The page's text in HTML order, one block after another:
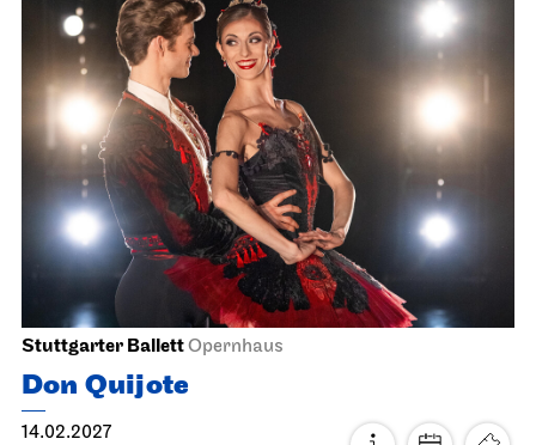
Stuttgarter BallettOpernhaus
Don Quijote
14.02.2027